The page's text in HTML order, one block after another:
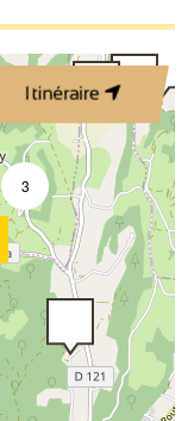
Itinéraire
3